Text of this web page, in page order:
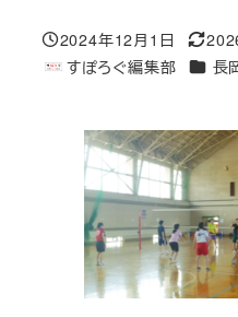
投稿日
2024年12月1日
更新日
著
すぽろぐ編集部 エリア
長